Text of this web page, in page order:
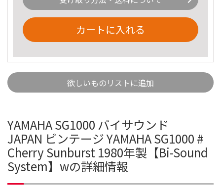
カートに入れる
欲しいものリストに追加
YAMAHA SG1000 バイサウンド
JAPAN ビンテージ YAMAHA SG1000 #
Cherry Sunburst 1980年製【Bi-Sound
System】wの詳細情報